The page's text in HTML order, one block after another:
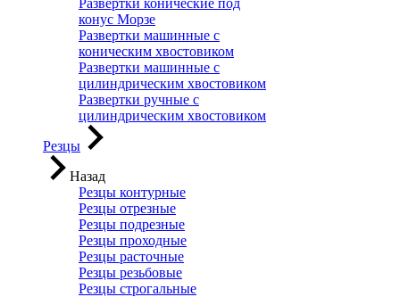
Развертки конические под
конус Морзе
Развертки машинные с
коническим хвостовиком
Развертки машинные с
цилиндрическим хвостовиком
Развертки ручные с
цилиндрическим хвостовиком
Резцы
Назад
Резцы контурные
Резцы отрезные
Резцы подрезные
Резцы проходные
Резцы расточные
Резцы резьбовые
Резцы строгальные